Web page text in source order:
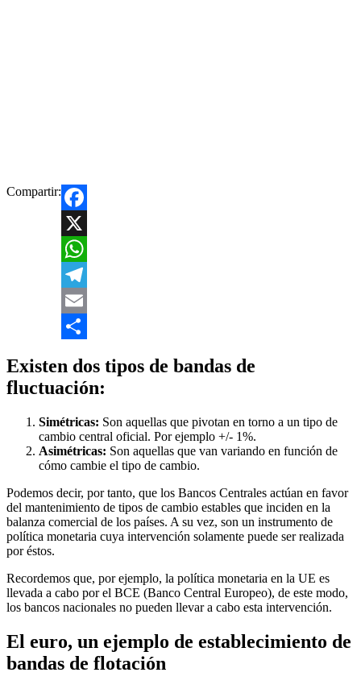
Compartir:
Facebook
X
WhatsApp
Telegram
Email
Existen dos tipos de bandas de
fluctuación:
Simétricas: Son aquellas que pivotan en torno a un tipo de
cambio central oficial. Por ejemplo +/- 1%.
Asimétricas: Son aquellas que van variando en función de
cómo cambie el tipo de cambio.
Podemos decir, por tanto, que los Bancos Centrales actúan en favor
del mantenimiento de tipos de cambio estables que inciden en la
balanza comercial de los países. A su vez, son un instrumento de
política monetaria cuya intervención solamente puede ser realizada
por éstos.
Recordemos que, por ejemplo, la política monetaria en la UE es
llevada a cabo por el BCE (Banco Central Europeo), de este modo,
los bancos nacionales no pueden llevar a cabo esta intervención.
El euro, un ejemplo de establecimiento de
bandas de flotación